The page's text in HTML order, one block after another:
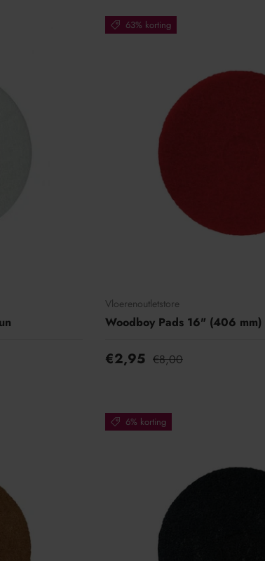
63% korting
Vloerenoutletstore
Woodboy Pads 16" (406
€2,95 €8,00
6% korting